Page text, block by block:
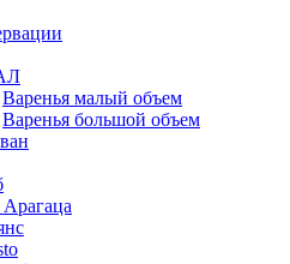
Варенья малый объем
Варенья большой объем